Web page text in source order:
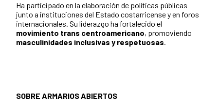
Ha participado en la elaboración de políticas públicas
junto a instituciones del Estado costarricense y en foros
internacionales. Su liderazgo ha fortalecido el
movimiento trans centroamericano, promoviendo
masculinidades inclusivas y respetuosas.
SOBRE ARMARIOS ABIERTOS